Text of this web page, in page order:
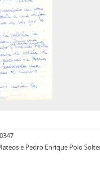
e Pedro Enrique Polo